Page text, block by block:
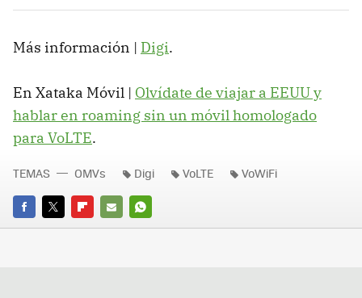
Más información | Digi.
En Xataka Móvil | Olvídate de viajar a EEUU y
hablar en roaming sin un móvil homologado
para VoLTE.
FACEBOOK
TWITTERFLIPBOARD
E-
WHATSAPP
TEMAS OMVs Digi VoLTE VoWiFi